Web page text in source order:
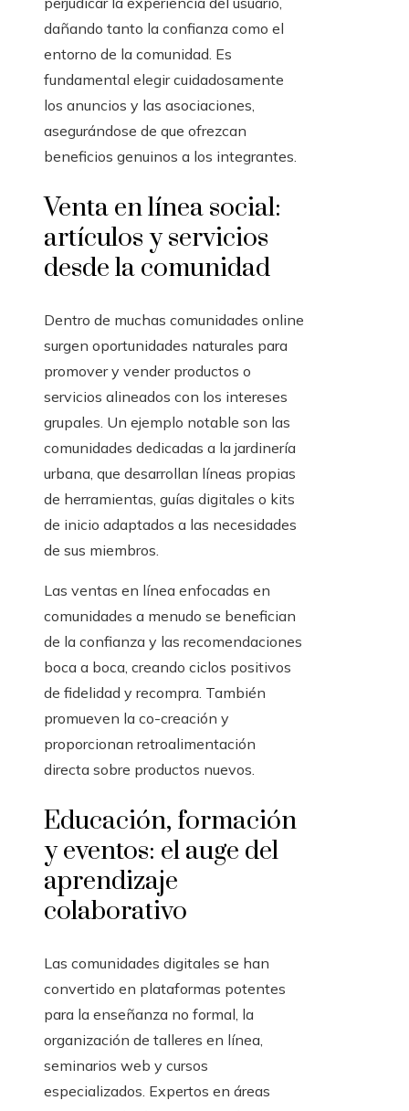
dañando tanto la confianza como el
entorno de la comunidad. Es
fundamental elegir cuidadosamente
los anuncios y las asociaciones,
asegurándose de que ofrezcan
beneficios genuinos a los integrantes.
Venta en línea social:
artículos y servicios
desde la comunidad
Dentro de muchas comunidades online
surgen oportunidades naturales para
promover y vender productos o
servicios alineados con los intereses
grupales. Un ejemplo notable son las
comunidades dedicadas a la jardinería
urbana, que desarrollan líneas propias
de herramientas, guías digitales o kits
de inicio adaptados a las necesidades
de sus miembros.
Las ventas en línea enfocadas en
comunidades a menudo se benefician
de la confianza y las recomendaciones
boca a boca, creando ciclos positivos
de fidelidad y recompra. También
promueven la co-creación y
proporcionan retroalimentación
directa sobre productos nuevos.
Educación, formación
y eventos: el auge del
aprendizaje
colaborativo
Las comunidades digitales se han
convertido en plataformas potentes
para la enseñanza no formal, la
organización de talleres en línea,
seminarios web y cursos
especializados. Expertos en áreas